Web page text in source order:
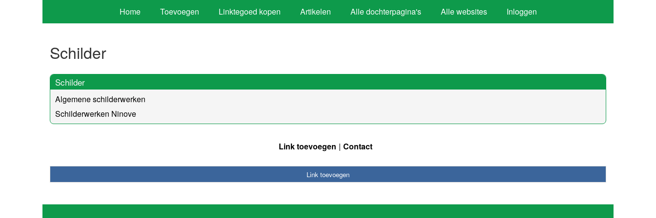
Home Toevoegen Linktegoed kopen Artikelen Alle dochterpagina's Alle websites Inloggen
Schilder
Schilder
Algemene schilderwerken
Schilderwerken Ninove
Link toevoegen Contact
Link toevoegen